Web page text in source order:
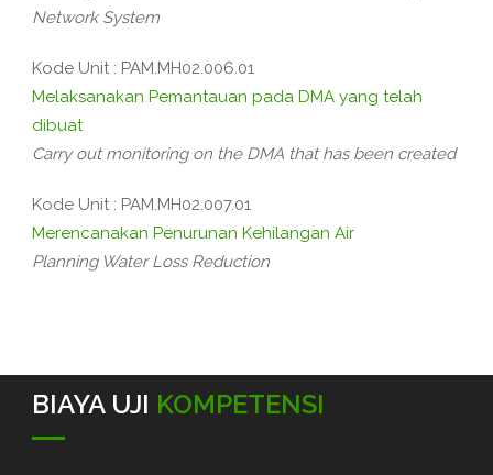
Network System
Kode Unit : PAM.MH02.006.01
Melaksanakan Pemantauan pada DMA yang telah
dibuat
Carry out monitoring on the DMA that has been created
Kode Unit : PAM.MH02.007.01
Merencanakan Penurunan Kehilangan Air
Planning Water Loss Reduction
BIAYA UJI KOMPETENSI